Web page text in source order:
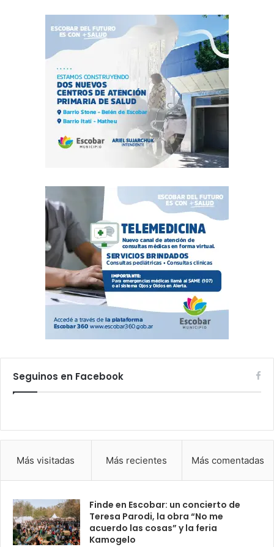
Seguinos en Facebook
Más visitadas Más recientes Más comentadas
Finde en Escobar: un concierto de
Teresa Parodi, la obra “No me
acuerdo las cosas” y la feria
Kamogelo